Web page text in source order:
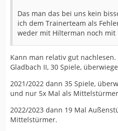
Das man das bei uns kein
ich dem Trainerteam als
weder mit Hilterman noch
Kann man relativ gut nachlesen.
Gladbach II, 30 Spiele,
2021/2022 dann 35 Spiele,
und nur 5x Mal als
2022/2023 dann 19 Mal
Mittelstürmer.